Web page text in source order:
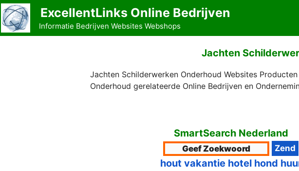
Ga
naar
de
ExcellentLinks Online Bedrijven
Informatie Bedrijven Websites Webshops
Jachten
Jachten Schilderwerken Onderhoud Websites
Onderhoud gerelateerde Online Bedrijven en
SmartSearch Nederland
hout vakantie hotel hond